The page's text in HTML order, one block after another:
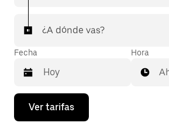
¿A dónde vas?
Fecha
Presiona
flecha
Hora
Ver tarifas